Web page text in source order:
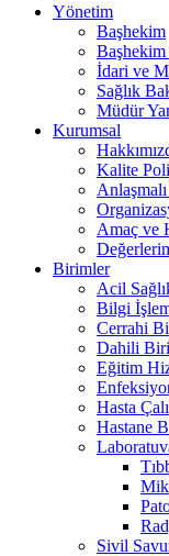
Yönetim
Başhekim
Başhekim
İdari ve
Sağlık
Müdür
Kurumsal
Kalite
Amaç ve
Birimler
Acil
Bilgi
Cerrahi
Dahili
Eğitim
Hasta
Hastane
Sivil